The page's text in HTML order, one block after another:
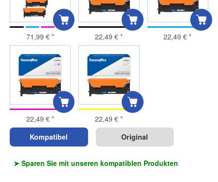
71,99 €* 22,49 €* 22,49 €*
22,49 €* 22,49 €*
Kompatibel Original
➤ Sparen Sie mit unseren kompatiblen Produkten